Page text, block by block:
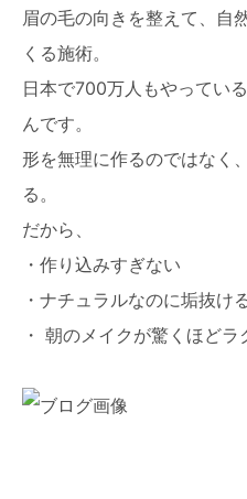
眉の毛の向きを整えて、自
くる施術。
日本で700万人もやってい
んです。
形を無理に作るのではなく
る。
だから、
・作り込みすぎない
・ナチュラルなのに垢抜け
・ 朝のメイクが驚くほどラ